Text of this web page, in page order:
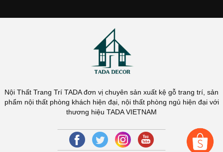
Nội Thất Trang Trí TADA đơn vị chuyên sản xuất kệ gỗ trang trí, sản
phẩm nội thất phòng khách hiện đại, nội thất phòng ngủ hiện đại với
thương hiệu TADA VIETNAM